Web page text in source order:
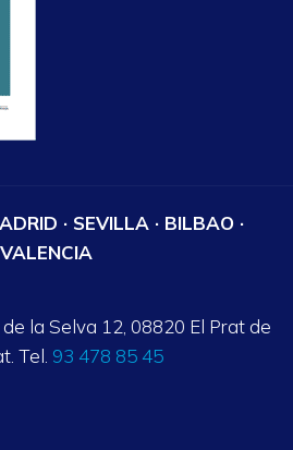
· SEVILLA · BILBAO ·
VALENCIA
la Selva 12, 08820 El Prat de
Tel. 93 478 85 45